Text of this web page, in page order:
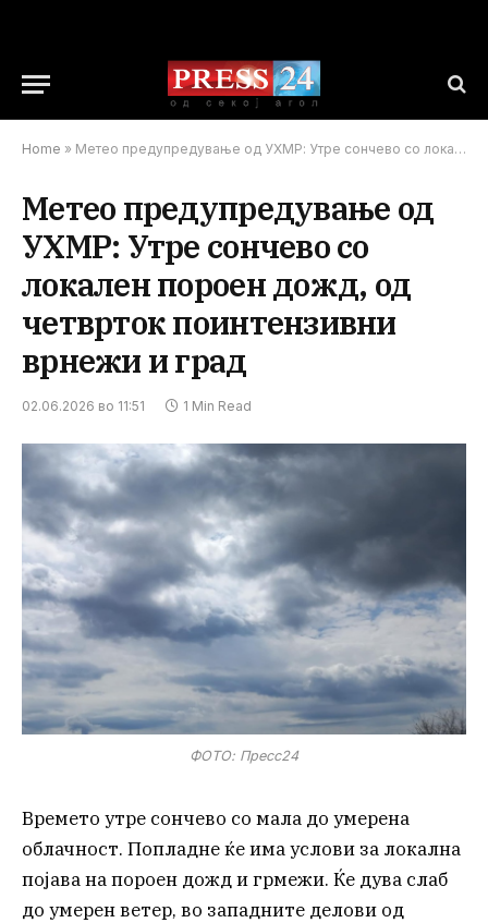
Home » Метео предупредување од УХМР: Утре сончево со локален пороен дожд, од четврток поинтензивни врнежи и град
Метео предупредување од
УХМР: Утре сончево со
локален пороен дожд, од
четврток поинтензивни
врнежи и град
02.06.2026 во 11:51 1 Min Read
ФОТО: Пресс24
Времето утре сончево со мала до умерена
облачност. Попладне ќе има услови за локална
појава на пороен дожд и грмежи. Ќе дува слаб
до умерен ветер, во западните делови од